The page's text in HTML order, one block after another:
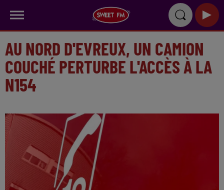
AU NORD D'EVREUX, UN CAMION
COUCHÉ PERTURBE L'ACCÈS À LA
N154